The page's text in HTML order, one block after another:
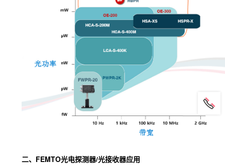
二、FEMTO光电探测器/光接收器应用